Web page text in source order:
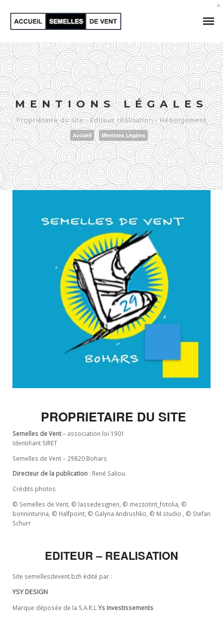
MENTIONS LÉGALES
Propriétaire du site - Editeur réalisation - Hébergement
Accueil Mentions Légales
PROPRIETAIRE DU SITE
Semelles de Vent– association loi 1901
Identifiant SIRET
Semelles de Vent – 29820 Bohars
Directeur de la publication : René Saliou.
Crédits photos
© Semelles de Vent, © lassedesignen, © mezzotint_fotolia, ©
bonninturina, © Halfpoint, © Galyna Andrushko, © M.studio , © Stefan
Schurr
EDITEUR – REALISATION
Site semellesdevent.bzh édité par :
YSY DESIGN
Marque déposée de la S.A.R.L Ys Investissements